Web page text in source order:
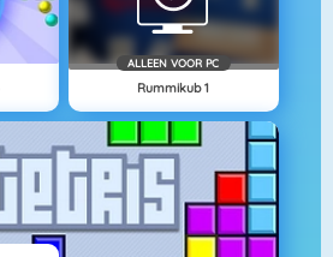
ALLEEN VOOR PC
Rummikub 1